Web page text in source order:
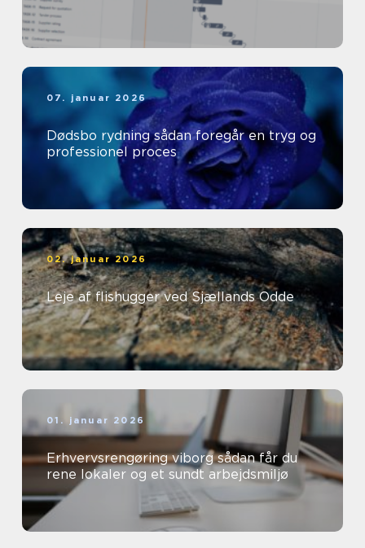
07. januar 2026
Dødsbo rydning sådan foregår en tryg og
professionel proces
02. januar 2026
Leje af flishugger ved Sjællands Odde
01. januar 2026
Erhvervsrengøring viborg sådan får du
rene lokaler og et sundt arbejdsmiljø